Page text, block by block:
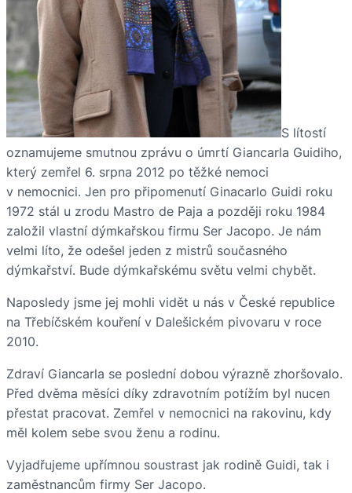
S lítostí
oznamujeme smutnou zprávu o úmrtí Giancarla Guidiho,
který zemřel 6. srpna 2012 po těžké nemoci
v nemocnici. Jen pro připomenutí Ginacarlo Guidi roku
1972 stál u zrodu Mastro de Paja a později roku 1984
založil vlastní dýmkařskou firmu Ser Jacopo. Je nám
velmi líto, že odešel jeden z mistrů současného
dýmkařství. Bude dýmkařskému světu velmi chybět.
Naposledy jsme jej mohli vidět u nás v České republice
na Třebíčském kouření v Dalešickém pivovaru v roce
2010.
Zdraví Giancarla se poslední dobou výrazně zhoršovalo.
Před dvěma měsíci díky zdravotním potížím byl nucen
přestat pracovat. Zemřel v nemocnici na rakovinu, kdy
měl kolem sebe svou ženu a rodinu.
Vyjadřujeme upřímnou soustrast jak rodině Guidi, tak i
zaměstnancům firmy Ser Jacopo.